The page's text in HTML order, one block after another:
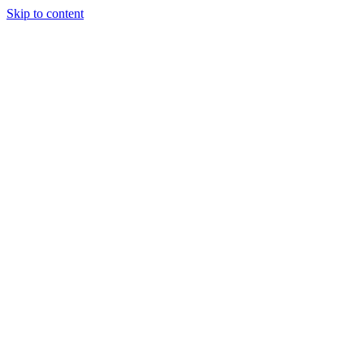
Skip to content